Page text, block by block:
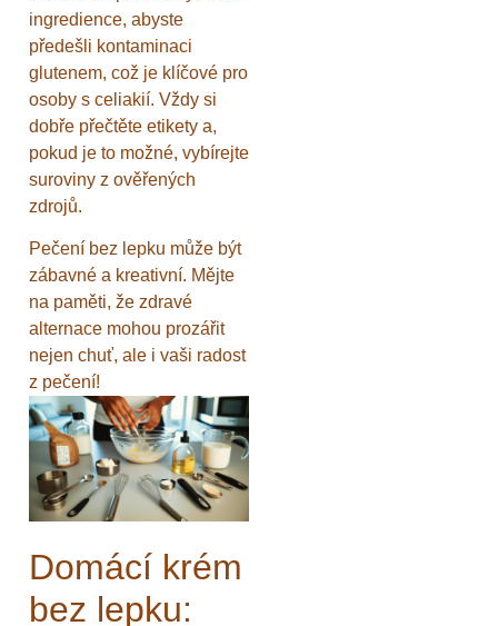
ingredience, abyste
předešli kontaminaci
glutenem, což je klíčové pro
osoby s celiakií. Vždy si
dobře přečtěte etikety a,
pokud je to možné, vybírejte
suroviny z ověřených
zdrojů.
Pečení bez lepku může být
zábavné a kreativní. Mějte
na paměti, že zdravé
alternace mohou prozářit
nejen chuť, ale i vaši radost
z pečení!
Domácí krém
bez lepku: